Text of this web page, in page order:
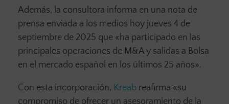
Además, la consultora informa en una nota de
prensa enviada a los medios hoy jueves 4 de
septiembre de 2025 que «ha participado en las
principales operaciones de M&A y salidas a Bolsa
en el mercado español en los últimos 25 años».
Con esta incorporación, Kreab reafirma «su
compromiso de ofrecer un asesoramiento de la